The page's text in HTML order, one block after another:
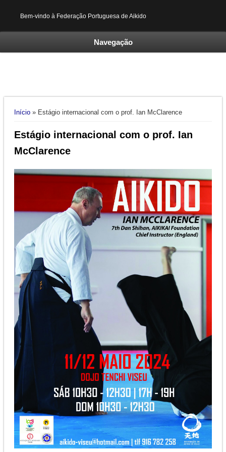
Bem-vindo à Federação Portuguesa de Aikido
Navegação
Está aqui
Início» Estágio internacional com o prof. Ian McClarence
Estágio internacional com o prof. Ian
McClarence